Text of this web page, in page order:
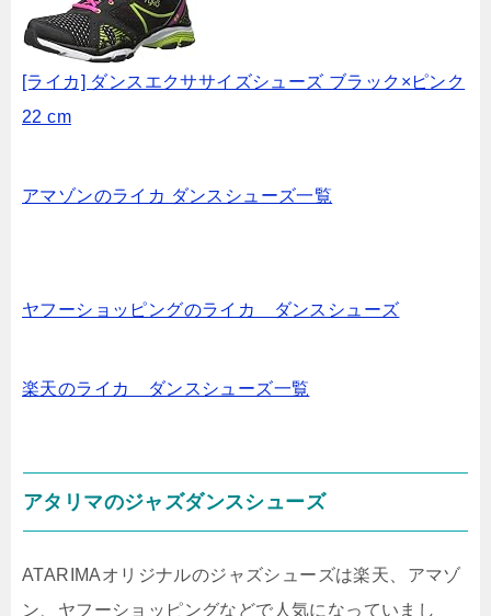
[ライカ] ダンスエクササイズシューズ ブラック×ピンク
22 cm
アマゾンのライカ ダンスシューズ一覧
ヤフーショッピングのライカ ダンスシューズ
楽天のライカ ダンスシューズ一覧
アタリマのジャズダンスシューズ
ATARIMAオリジナルのジャズシューズは楽天、アマゾ
ン、ヤフーショッピングなどで人気になっていまし